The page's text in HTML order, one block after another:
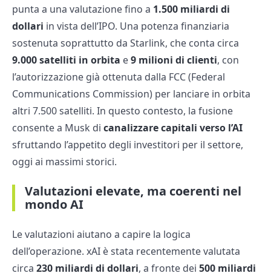
punta a una valutazione fino a 1.500 miliardi di
dollari in vista dell’IPO. Una potenza finanziaria
sostenuta soprattutto da Starlink, che conta circa
9.000 satelliti in orbita e9 milioni di clienti, con
l’autorizzazione già ottenuta dalla FCC (Federal
Communications Commission) per lanciare in orbita
altri 7.500 satelliti. In questo contesto, la fusione
consente a Musk di canalizzare capitali verso l’AI
sfruttando l’appetito degli investitori per il settore,
oggi ai massimi storici.
Valutazioni elevate, ma coerenti nel
mondo AI
Le valutazioni aiutano a capire la logica
dell’operazione. xAI è stata recentemente valutata
circa 230 miliardi di dollari, a fronte dei 500 miliardi